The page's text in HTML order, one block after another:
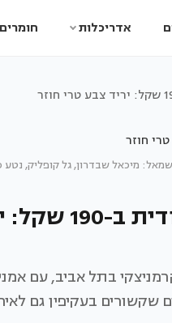
אדריכלות
מיכאל שבדרון, גל קופליק, נטע
60 תערוכות, 50
הטכני קרמניצקי בתל אביב,